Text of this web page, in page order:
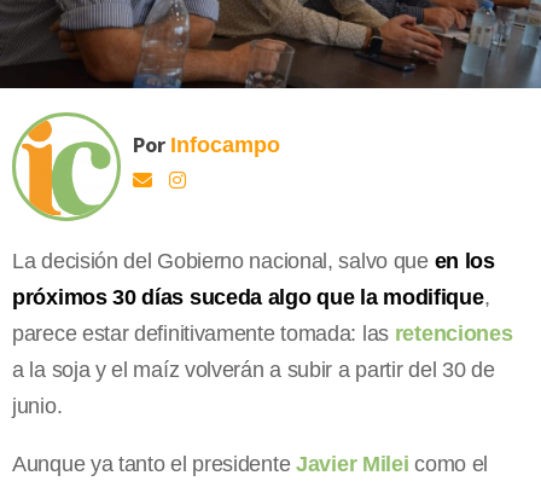
Por Infocampo
La decisión del Gobierno nacional, salvo que en los
próximos 30 días suceda algo que la modifique,
parece estar definitivamente tomada: las retenciones
a la soja y el maíz volverán a subir a partir del 30 de
junio.
Aunque ya tanto el presidente Javier Milei como el